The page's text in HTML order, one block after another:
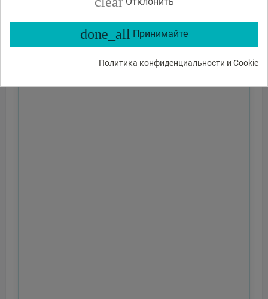
done_all Принимайте
Политика конфиденциальности и Cookie